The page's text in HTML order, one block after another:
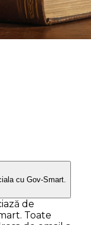
cu Gov-Smart.
de
Toate